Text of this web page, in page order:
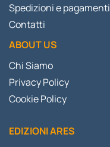
Spedizioni e pagamenti
Contatti
ABOUT US
Chi Siamo
Privacy Policy
Cookie Policy
EDIZIONI ARES